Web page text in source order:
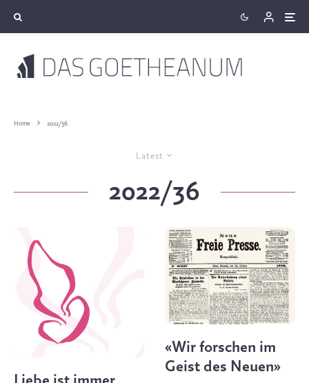
Home 2022/36
Latest
2022/36
«Wir forschen im
Geist des Neuen»